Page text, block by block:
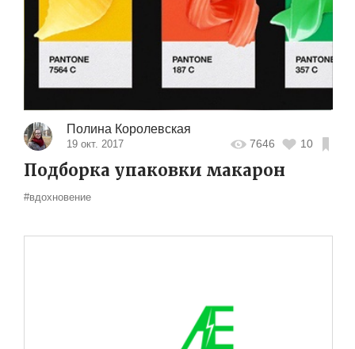
Полина Королевская
19 окт. 2017 7646 10
Подборка упаковки макарон
#вдохновение